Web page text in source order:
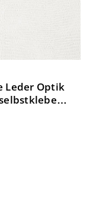
Leder Optik